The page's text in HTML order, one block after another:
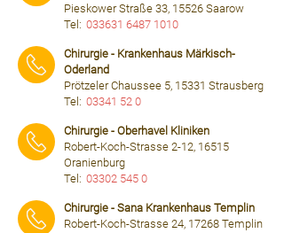
Pieskower Straße 33, 15526 Saarow
Tel: 033631 6487 1010
Chirurgie - Krankenhaus Märkisch-
Oderland
Prötzeler Chaussee 5, 15331 Strausberg
Tel: 03341 52 0
Chirurgie - Oberhavel Kliniken
Robert-Koch-Strasse 2-12, 16515
Oranienburg
Tel: 03302 545 0
Chirurgie - Sana Krankenhaus Templin
Robert-Koch-Strasse 24, 17268 Templin